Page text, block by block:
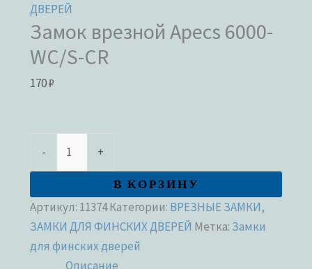
ДВЕРЕЙ
Замок врезной Apecs 6000-
WC/S-CR
170₽
- +
В КОРЗИНУ
Артикул: 11374Категории: ВРЕЗНЫЕ ЗАМКИ,
ЗАМКИ ДЛЯ ФИНСКИХ ДВЕРЕЙ Метка: Замки
для финских дверей
Описание